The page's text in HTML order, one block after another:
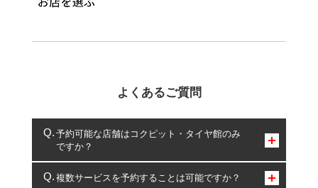
よくあるご質問
予約可能な店舗はコクピット・タイヤ館のみ
ですか？
コクピット・タイヤ館のみとなります。
複数サービスを予約することは可能ですか？